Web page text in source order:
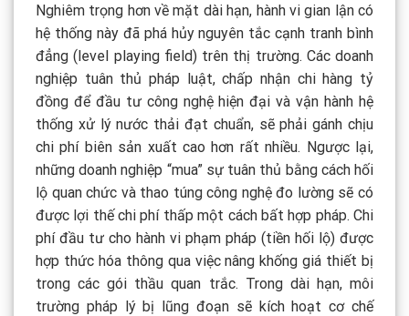
Nghiêm trọng hơn về mặt dài hạn, hành vi gian lận có
hệ thống này đã phá hủy nguyên tắc cạnh tranh bình
đẳng (level playing field) trên thị trường. Các doanh
nghiệp tuân thủ pháp luật, chấp nhận chi hàng tỷ
đồng để đầu tư công nghệ hiện đại và vận hành hệ
thống xử lý nước thải đạt chuẩn, sẽ phải gánh chịu
chi phí biên sản xuất cao hơn rất nhiều. Ngược lại,
những doanh nghiệp “mua” sự tuân thủ bằng cách hối
lộ quan chức và thao túng công nghệ đo lường sẽ có
được lợi thế chi phí thấp một cách bất hợp pháp. Chi
phí đầu tư cho hành vi phạm pháp (tiền hối lộ) được
hợp thức hóa thông qua việc nâng khống giá thiết bị
trong các gói thầu quan trắc. Trong dài hạn, môi
trường pháp lý bị lũng đoạn sẽ kích hoạt cơ chế